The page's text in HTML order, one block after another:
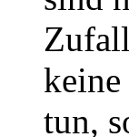
keine
tun,